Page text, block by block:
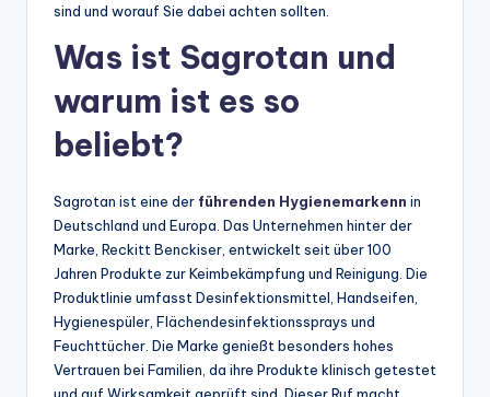
sind und worauf Sie dabei achten sollten.
Was ist Sagrotan und
warum ist es so
beliebt?
Sagrotan ist eine der führenden Hygienemarkenn in
Deutschland und Europa. Das Unternehmen hinter der
Marke, Reckitt Benckiser, entwickelt seit über 100
Jahren Produkte zur Keimbekämpfung und Reinigung. Die
Produktlinie umfasst Desinfektionsmittel, Handseifen,
Hygienespüler, Flächendesinfektionssprays und
Feuchttücher. Die Marke genießt besonders hohes
Vertrauen bei Familien, da ihre Produkte klinisch getestet
und auf Wirksamkeit geprüft sind. Dieser Ruf macht